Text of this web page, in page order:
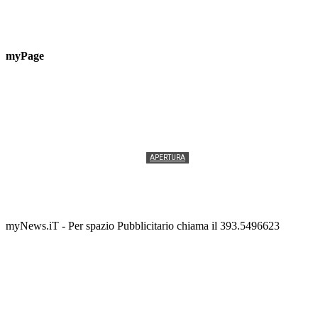
myPage
APERTURA
myNews.iT - Per spazio Pubblicitario chiama il 393.5496623